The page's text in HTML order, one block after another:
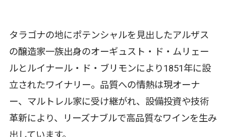
タラゴナの地にポテンシャルを見出したアルザス
の醸造家一族出身のオーギュスト・ド・ムリェー
ルとルイナール・ド・ブリモンにより1851年に設
立されたワイナリー。品質への情熱は現オーナ
ー、マルトレル家に受け継がれ、設備投資や技術
革新により、リーズナブルで高品質なワインを生み